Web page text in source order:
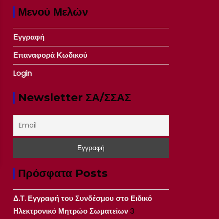
Μενού Μελών
Εγγραφή
Επαναφορά Κωδικού
Login
Newsletter ΣΑ/ΣΣΑΣ
Πρόσφατα Posts
Δ.Τ. Εγγραφή του Συνδέσμου στο Ειδικό
Ηλεκτρονικό Μητρώο Σωματείων3